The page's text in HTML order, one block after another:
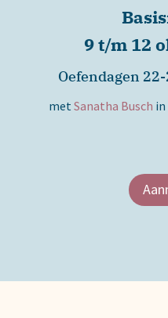
9 t/m 12
Oefendagen
met Sanatha Busch in